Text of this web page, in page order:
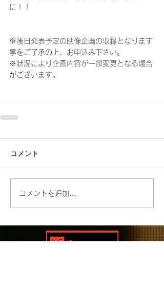
に！！
※後日発表予定の映像企画の収録となります
事をご了承の上、お申込み下さい。
※状況により企画内容が一部変更となる場合
がございます。
コメント
コメントを追加…